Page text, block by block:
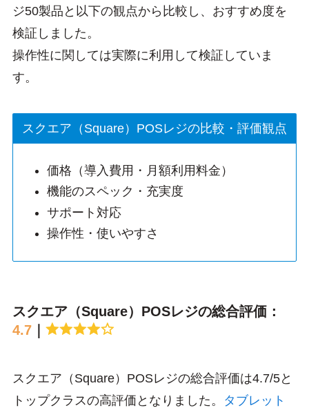
ジ50製品と以下の観点から比較し、おすすめ度を
検証しました。
操作性に関しては実際に利用して検証していま
す。
スクエア（Square）POSレジの比較・評価観点
価格（導入費用・月額利用料金）
機能のスペック・充実度
サポート対応
操作性・使いやすさ
スクエア（Square）POSレジの総合評価：
4.7｜
スクエア（Square）POSレジの総合評価は4.7/5と
トップクラスの高評価となりました。
タブレット